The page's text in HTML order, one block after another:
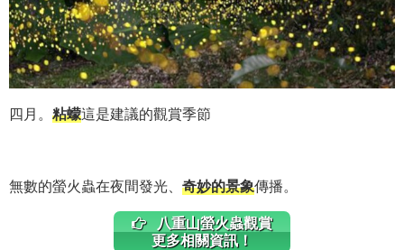
四月。 粘蠓這是建議的觀賞季節
無數的螢火蟲在夜間發光、 奇妙的景象傳播。
八重山螢火蟲觀賞
更多相關資訊！